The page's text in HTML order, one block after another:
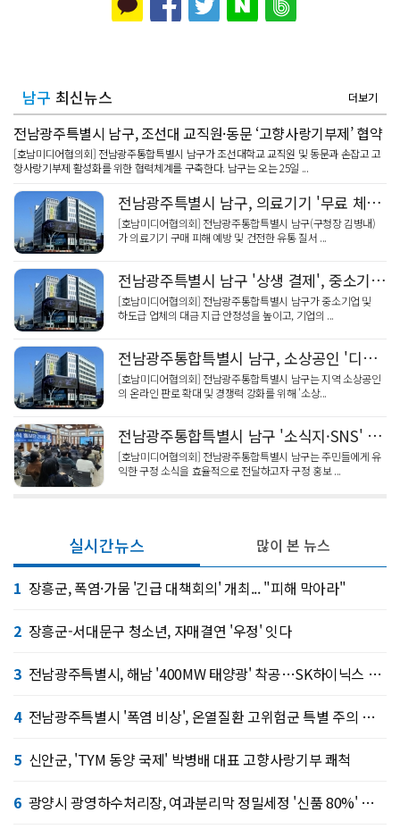
남구 최신뉴스 더보기
전남광주특별시 남구, 조선대 교직원·동문 ‘고향사랑기부제’ 협약
[호남미디어협의회] 전남광주통합특별시 남구가 조선대학교 교직원 및 동문과 손잡고 고
향사랑기부제 활성화를 위한 협력체계를 구축한다. 남구는 오는 25일 ...
전남광주특별시 남구, 의료기기 '무료 체험방' 특별점검
[호남미디어협의회] 전남광주통합특별시 남구(구청장 김병내)
가 의료기기 구매 피해 예방 및 건전한 유통 질서 ...
전남광주특별시 남구 '상생 결제', 중소기업 숨통
[호남미디어협의회] 전남광주통합특별시 남구가 중소기업 및
하도급 업체의 대금 지급 안정성을 높이고, 기업의 ...
전남광주통합특별시 남구, 소상공인 '디지털 전환' 지원… 8곳 모집
[호남미디어협의회] 전남광주통합특별시 남구는 지역 소상공인
의 온라인 판로 확대 및 경쟁력 강화를 위해 '소상...
전남광주통합특별시 남구 '소식지·SNS' 만족도 조사
[호남미디어협의회] 전남광주통합특별시 남구는 주민들에게 유
익한 구정 소식을 효율적으로 전달하고자 구정 홍보 ...
실시간뉴스
1 장흥군, 폭염·가뭄 '긴급 대책회의' 개최... "피해 막아라"
2 장흥군-서대문구 청소년, 자매결연 '우정' 잇다
3 전남광주특별시, 해남 '400MW 태양광' 착공…SK하이닉스 공급
4 전남광주특별시 '폭염 비상', 온열질환 고위험군 특별 주의 당부
5 신안군, 'TYM 동양 국제' 박병배 대표 고향사랑기부 쾌척
6 광양시 광영하수처리장, 여과분리막 정밀세정 '신품 80%' 회복
많이 본 뉴스